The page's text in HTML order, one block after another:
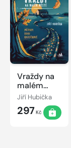
Vraždy na
malém
městě -
Dany
Králíčkové
Jiří Hubička
297Kč